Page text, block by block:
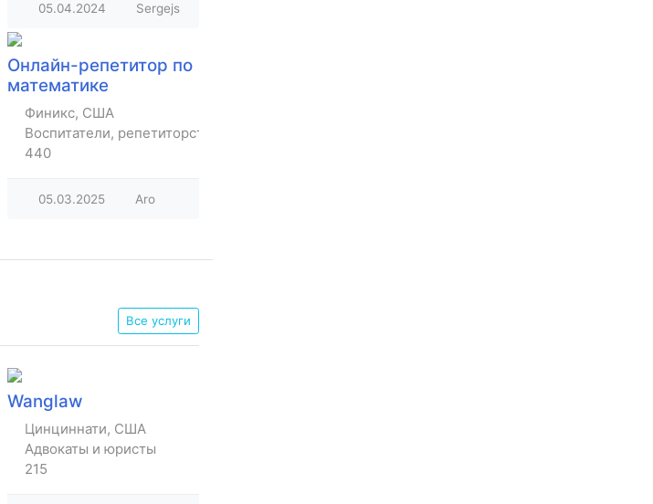
05.04.2024 Sergejs
Онлайн-репетитор по
математике
Финикс, США
Воспитатели, репетиторство, уроки
440
05.03.2025 Aro
Все услуги
Wanglaw
Цинциннати, США
Адвокаты и юристы
215